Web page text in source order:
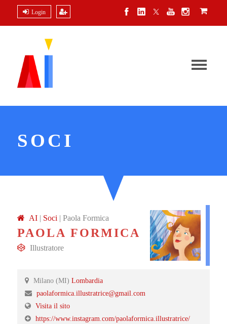
Login
SOCI
AI | Soci | Paola Formica
PAOLA FORMICA
Illustratore
Milano (MI) Lombardia
paolaformica.illustratrice@gmail.com
Visita il sito
https://www.instagram.com/paolaformica.illustratrice/